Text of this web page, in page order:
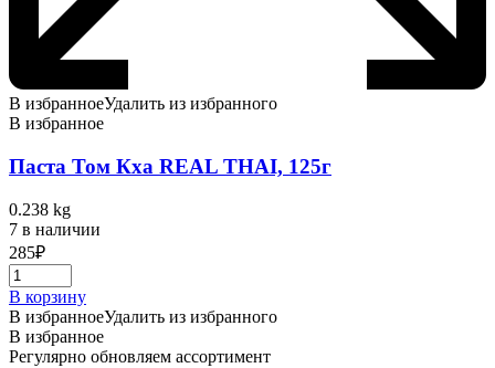
В избранноеУдалить из избранного
В избранное
Паста Том Кха REAL THAI, 125г
0.238 kg
7 в наличии
285₽
В корзину
В избранноеУдалить из избранного
В избранное
Регулярно обновляем ассортимент